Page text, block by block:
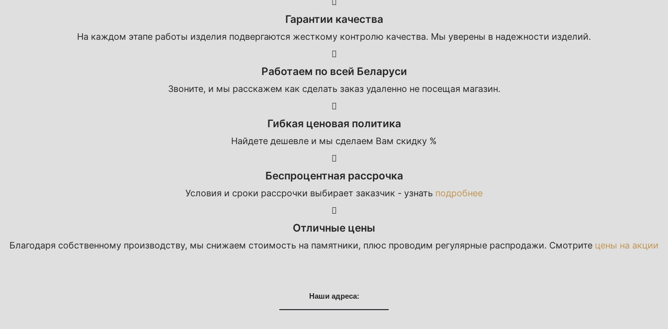
Гарантии качества
На каждом этапе работы изделия подвергаются жесткому контролю качества. Мы уверены в надежности изделий.
Работаем по всей Беларуси
Звоните, и мы расскажем как сделать заказ удаленно не посещая магазин.
Гибкая ценовая политика
Найдете дешевле и мы сделаем Вам скидку %
Беспроцентная рассрочка
Условия и сроки рассрочки выбирает заказчик - узнать подробнее
Отличные цены
Благодаря собственному производству, мы снижаем стоимость на памятники, плюс проводим регулярные распродажи. Смотрите цены на акции
Наши адреса: